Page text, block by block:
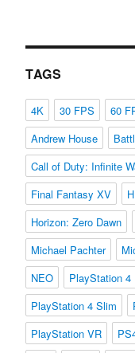
TAGS
4K 30 FPS 60
Andrew House
Call of Duty: Infinite
Final Fantasy XV
Horizon: Zero Dawn
Michael Pachter
NEO
PlayStation 4
PlayStation 4 Slim
PlayStation VR